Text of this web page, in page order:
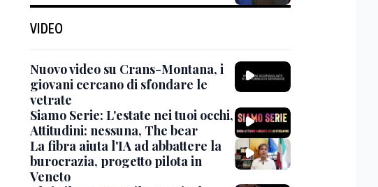
VIDEO
Nuovo video su Crans-Montana, i
giovani cercano di sfondare le
vetrate
Siamo Serie: L'estate nei tuoi occhi,
Attitudini: nessuna, The bear
La fibra aiuta l'IA ad abbattere la
burocrazia, progetto pilota in
Veneto